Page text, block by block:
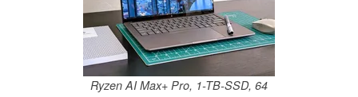
Ryzen AI Max+ Pro, 1-TB-SSD, 64